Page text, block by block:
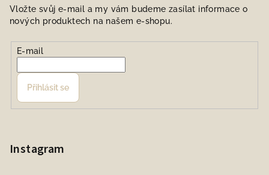
Vložte svůj e-mail a my vám budeme zasílat informace o
nových produktech na našem e-shopu.
E-mail
Přihlásit se
Instagram